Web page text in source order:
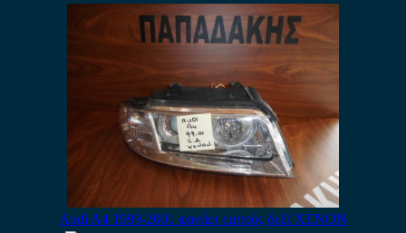
Audi A4 1999-2001 φανάρι εμπρός δεξί XENON